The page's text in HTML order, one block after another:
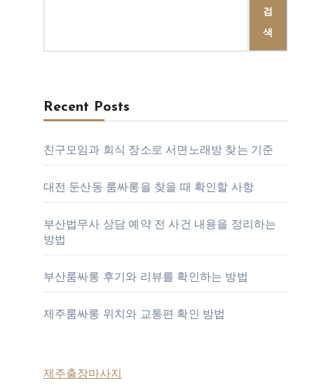
검
색
Recent Posts
친구모임과 회식 장소로 서면노래방 찾는 기준
대전 둔산동 룸싸롱을 찾을 때 확인할 사항
부산법무사 상담 예약 전 사건 내용을 정리하는
방법
부산룸싸롱 후기와 리뷰를 확인하는 방법
제주룸싸롱 위치와 교통편 확인 방법
제주출장마사지